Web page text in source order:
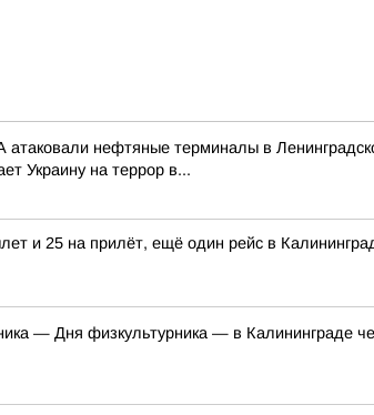
нефтяные терминалы в
Украину на террор в...
и 25 на прилёт, ещё один рейс в
— Дня физкультурника — в Калининграде